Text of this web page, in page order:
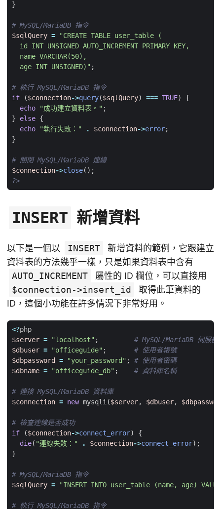
}
$sqlQuery =
  age INT UNSIGNED)"
;
if
($connection->query($sqlQuery) === TRUE)
{
echo
"成功建立資料表。" ;
}
else {
echo
"執行失敗：" . $connection->error;
}
$connection->close();
?>
INSERT 新增資料
以下是一個以 INSERT
新增資料的範例，它跟建立
資料表的方法幾乎一樣，只是如果資料表中含有
AUTO_INCREMENT
屬性的 ID 欄位，可以直接用
$connection->insert_id
取得此筆資料的
ID，這個小功能在許多情況下非常好用。
<?php
$server = "localhost" ;
$dbuser = "officeguide" ;
$dbpassword
= "your_password" ;
$dbname = "officeguide_db" ;
$connection = new mysqli($server, $dbuser,
if
($connection->connect_error)
{
die( "連線失敗：" . $connection->connect_error);
}
$sqlQuery = "INSERT INTO user_table (name, age)